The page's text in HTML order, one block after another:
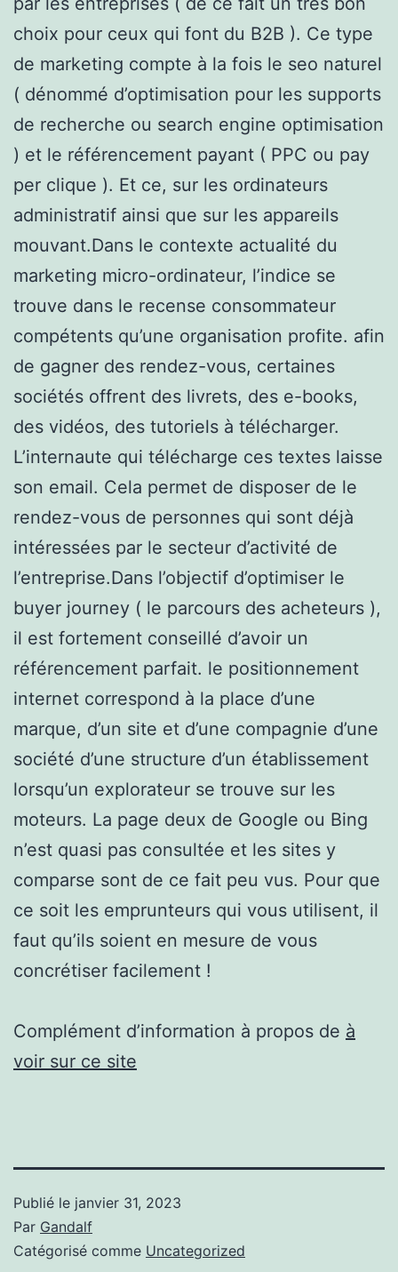
choix pour ceux qui font du B2B ). Ce type
de marketing compte à la fois le seo naturel
( dénommé d’optimisation pour les supports
de recherche ou search engine optimisation
) et le référencement payant ( PPC ou pay
per clique ). Et ce, sur les ordinateurs
administratif ainsi que sur les appareils
mouvant.Dans le contexte actualité du
marketing micro-ordinateur, l’indice se
trouve dans le recense consommateur
compétents qu’une organisation profite. afin
de gagner des rendez-vous, certaines
sociétés offrent des livrets, des e-books,
des vidéos, des tutoriels à télécharger.
L’internaute qui télécharge ces textes laisse
son email. Cela permet de disposer de le
rendez-vous de personnes qui sont déjà
intéressées par le secteur d’activité de
l’entreprise.Dans l’objectif d’optimiser le
buyer journey ( le parcours des acheteurs ),
il est fortement conseillé d’avoir un
référencement parfait. le positionnement
internet correspond à la place d’une
marque, d’un site et d’une compagnie d’une
société d’une structure d’un établissement
lorsqu’un explorateur se trouve sur les
moteurs. La page deux de Google ou Bing
n’est quasi pas consultée et les sites y
comparse sont de ce fait peu vus. Pour que
ce soit les emprunteurs qui vous utilisent, il
faut qu’ils soient en mesure de vous
concrétiser facilement !
Complément d’information à propos de à
voir sur ce site
Publié le janvier 31, 2023
Par Gandalf
Catégorisé comme Uncategorized